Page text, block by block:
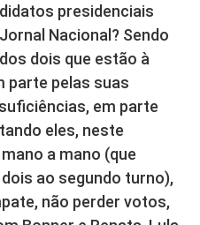
presidenciais
Nacional? Sendo
dois que estão à
parte pelas suas
em parte
eles, neste
a mano (que
ao segundo turno),
não perder votos,